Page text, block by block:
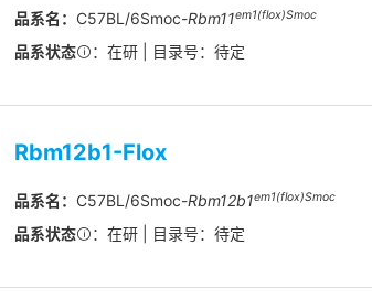
品系名： C57BL/6Smoc-Rbm11em1(flox)Smoc
品系状态 ：在研 | 目录号：待定
Rbm12b1-Flox
品系名： C57BL/6Smoc-Rbm12b1em1(flox)Smoc
品系状态 ：在研 | 目录号：待定